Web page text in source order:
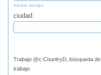
medio tiempo
ciudad:
Trabajo @c:CountryD, búsqueda de
trabajo